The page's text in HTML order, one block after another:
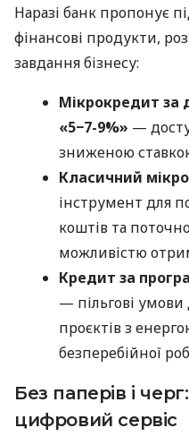
Наразі банк пропонує
фінансові продукти,
завдання бізнесу:
Мікрокредит
«5−7-9%» —
зниженою
Класичний
інструмент для
коштів та
можливістю
Кредит за
— пільгові умови
проєктів з
безперебійної
Без паперів і
цифровий сервіс